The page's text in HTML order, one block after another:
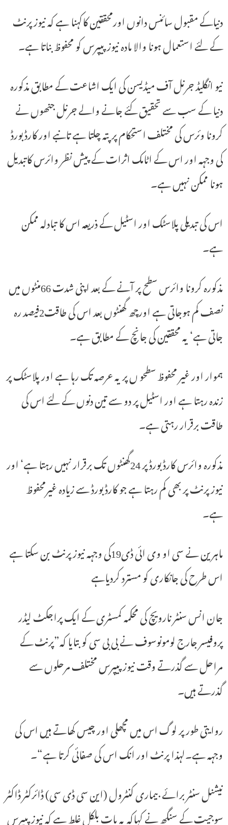
دنیاکے مقبول سائنس دانوں اورمحققین کاکہنا ہے کہ نیوز پرنٹ
کے لئے استعمال ہونا والا مادہ نیوز پیپرس کو محفوظ بناتا ہے۔
نیو انگلیڈ جرنل آف میڈیسن کی ایک اشاعت کے مطابق مذکورہ
دنیا کے سب سے تحقیق کئے جانے والے جرنل جنھوں نے
کرونا وئرس کی مختلف استحکام پر پتہ چلتا ہے تانبے اور کارڈ بورڈ
کی وجہہ اور اس کے اٹامک اثرات کے پیش نظر وائرس کاتبدیل
ہونا ممکن نہیں ہے۔
اس کی تبدیلی پلاسٹک اور اسٹیل کے ذریعہ اس کا تبادلہ ممکن
ہے۔
مذکورہ کرونا وائرس سطح پر آنے کے بعد اپنی شدت 66منٹوں میں
نصف کم ہوجاتی ہے اورچھ گھنٹوں بعد اس کی طاقت2فیصد رہ
جاتی ہے‘ یہ محققین کی جانچ کے مطابق ہے۔
ہموار اور غیر محفوظ سطحو ں پر یہ عرصہ تک رہا ہے اور پلاسٹک پر
زندہ رہتا ہے اور اسٹیل پر دو سے تین دنوں کے لئے اس کی
طاقت برقرار رہتی ہے۔
مذکورہ وائرس کارڈ بورڈ پر 24گھنٹوں تک برقرار نہیں رہتا ہے‘ اور
نیوز پرنٹ پر بھی کم رہتا ہے جو کارڈ بورڈ سے زیادہ غیرمحفوظ
ہے۔
ماہرین نے سی او وی ائی ڈی19کی وجہہ نیوز پرنٹ بن سکتا ہے
اس طرح کی جانکاری کو مسترد کردیاہے
جان انس سنٹر نارویچ کی محکمہ کمسٹری کے ایک پراجکٹ لیڈر
پروفیسر جارج لومونوسوف نے بی بی سی کو بتایا کہ”پرنٹ کے
مراحل سے گذرتے وقت نیوز پیپرس مختلف مرحلوں سے
گذرتے ہیں۔
روایتی طور پر لوگ اس میں مچھلی اور چیس کھاتے ہیں اس کی
وجہہ ہے۔لہذا پرنٹ اور انک اس کی صفائی کرتا ہے“۔
نیشنل سنٹر برائے بیماری کنٹرول (این سی ڈی سی) ڈائرکٹر ڈاکٹر
سوجیت کے سنگھ نے کہاکہ یہ بات بلکل غلط ہے کہ نیوز پیپرس